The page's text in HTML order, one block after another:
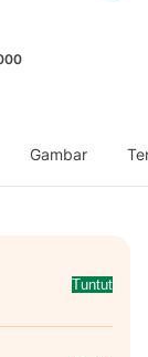
Gambar
Tuntut